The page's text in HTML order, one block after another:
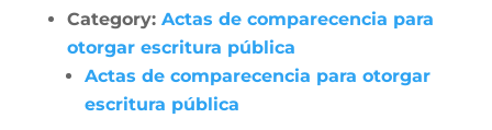
Category: Actas de comparecencia para
otorgar escritura pública
Actas de comparecencia para otorgar
escritura pública